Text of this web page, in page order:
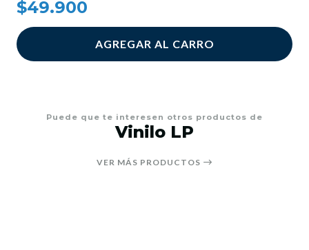
$49.900
AGREGAR AL CARRO
Puede que te interesen otros productos de
Vinilo LP
VER MÁS PRODUCTOS